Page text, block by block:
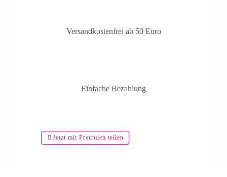
Versandkosten­frei ab 50 Euro
Einfache Bezahlung
Jetzt mit Freunden teilen